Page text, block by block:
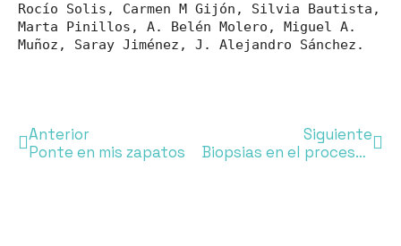
Rocío Solis, Carmen M Gijón, Silvia Bautista,
Marta Pinillos, A. Belén Molero, Miguel A.
Muñoz, Saray Jiménez, J. Alejandro Sánchez.
Anterior
Ponte en mis zapatos
Siguiente
Biopsias en el proceso oncológico